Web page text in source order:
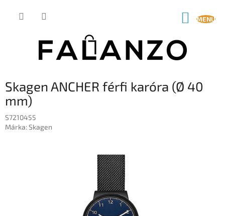
KOSÁR
Skagen ANCHER férfi karóra (Ø 40
mm)
S7210455
Márka:Skagen